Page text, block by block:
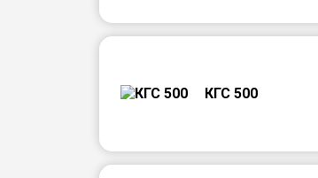
КГС 500